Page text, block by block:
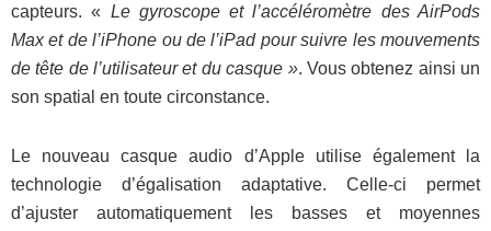
capteurs. « Le gyroscope et l’accéléromètre des AirPods
Max et de l’iPhone ou de l’iPad pour suivre les mouvements
de tête de l’utilisateur et du casque ». Vous obtenez ainsi un
son spatial en toute circonstance.
Le nouveau casque audio d’Apple utilise également la
technologie d’égalisation adaptative. Celle-ci permet
d’ajuster automatiquement les basses et moyennes